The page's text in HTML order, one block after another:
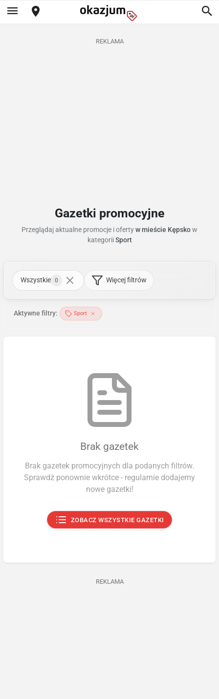
REKLAMA
Gazetki promocyjne
Przeglądaj aktualne promocje i ofertyw mieście Kępskow
kategoriiSport
Wszystkie 0 Więcej filtrów
Aktywne filtry: Sport
Brak gazetek
Brak gazetek promocyjnych dla podanych filtrów.
Sprawdź ponownie wkrótce - regularnie dodajemy
nowe gazetki!
ZOBACZ WSZYSTKIE GAZETKI
REKLAMA